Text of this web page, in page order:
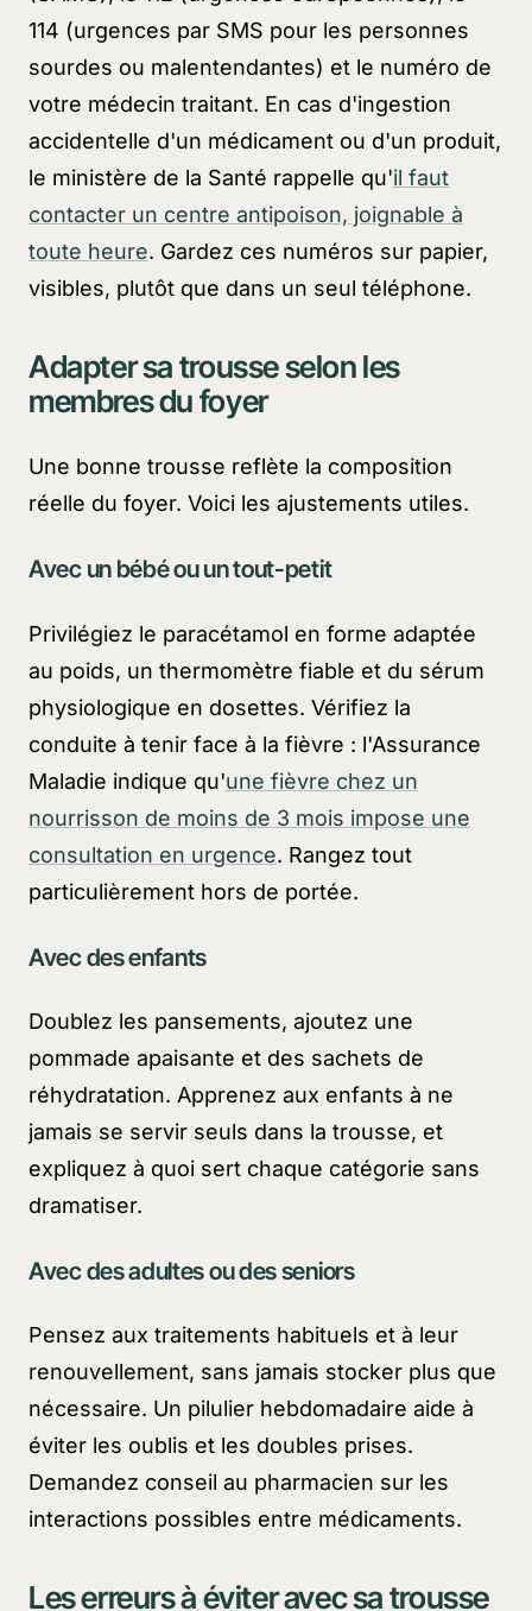
114 (urgences par SMS pour les personnes
sourdes ou malentendantes) et le numéro de
votre médecin traitant. En cas d'ingestion
accidentelle d'un médicament ou d'un produit,
le ministère de la Santé rappelle qu'il faut
contacter un centre antipoison, joignable à
toute heure. Gardez ces numéros sur papier,
visibles, plutôt que dans un seul téléphone.
Adapter sa trousse selon les
membres du foyer
Une bonne trousse reflète la composition
réelle du foyer. Voici les ajustements utiles.
Avec un bébé ou un tout-petit
Privilégiez le paracétamol en forme adaptée
au poids, un thermomètre fiable et du sérum
physiologique en dosettes. Vérifiez la
conduite à tenir face à la fièvre : l'Assurance
Maladie indique qu'une fièvre chez un
nourrisson de moins de 3 mois impose une
consultation en urgence. Rangez tout
particulièrement hors de portée.
Avec des enfants
Doublez les pansements, ajoutez une
pommade apaisante et des sachets de
réhydratation. Apprenez aux enfants à ne
jamais se servir seuls dans la trousse, et
expliquez à quoi sert chaque catégorie sans
dramatiser.
Avec des adultes ou des seniors
Pensez aux traitements habituels et à leur
renouvellement, sans jamais stocker plus que
nécessaire. Un pilulier hebdomadaire aide à
éviter les oublis et les doubles prises.
Demandez conseil au pharmacien sur les
interactions possibles entre médicaments.
Les erreurs à éviter avec sa trousse